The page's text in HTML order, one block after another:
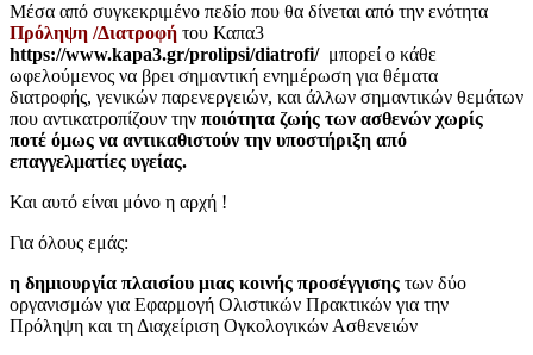
Μέσα από συγκεκριμένο πεδίο που θα δίνεται από την ενότητα
Πρόληψη /Διατροφή του Καπα3
https://www.kapa3.gr/prolipsi/diatrofi/ μπορεί ο κάθε
ωφελούμενος να βρει σημαντική ενημέρωση για θέματα
διατροφής, γενικών παρενεργειών, και άλλων σημαντικών θεμάτων
που αντικατροπίζουν την ποιότητα ζωής των ασθενών χωρίς
ποτέ όμως να αντικαθιστούν την υποστήριξη από
επαγγελματίες υγείας.
Και αυτό είναι μόνο η αρχή !
Για όλους εμάς:
η δημιουργία πλαισίου μιας κοινής προσέγγισης των δύο
οργανισμών για Εφαρμογή Ολιστικών Πρακτικών για την
Πρόληψη και τη Διαχείριση Ογκολογικών Ασθενειών